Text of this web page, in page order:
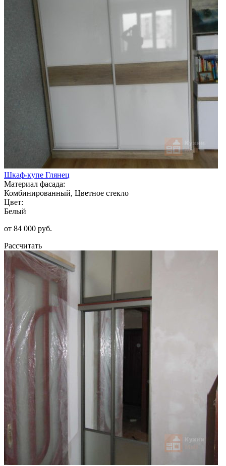
Шкаф-купе Глянец
Материал фасада:
Комбинированный, Цветное стекло
Цвет:
Белый
от 84 000 руб.
Рассчитать